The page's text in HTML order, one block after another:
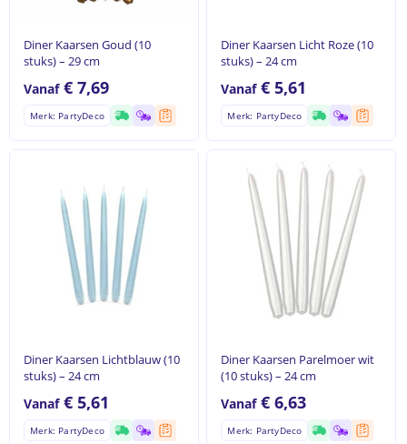
Diner Kaarsen Goud (10
stuks) – 29 cm
Vanaf€ 7,69
Merk: PartyDeco
Diner Kaarsen Licht Roze (10
stuks) – 24 cm
Vanaf€5,61
Merk: PartyDeco
Diner Kaarsen Lichtblauw (10
stuks) – 24 cm
Vanaf€ 5,61
Merk: PartyDeco
Diner Kaarsen Parelmoer wit
(10 stuks) – 24 cm
Vanaf€6,63
Merk: PartyDeco